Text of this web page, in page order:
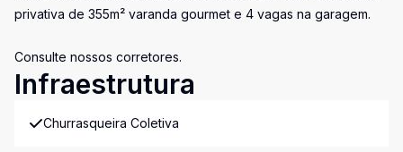
privativa de 355m² varanda gourmet e 4 vagas na garagem.
Consulte nossos corretores.
Infraestrutura
Churrasqueira Coletiva